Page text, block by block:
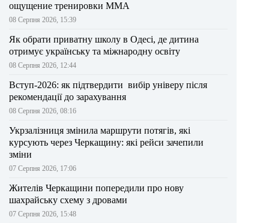
ощущение тренировки ММА
08 Серпня 2026, 15:39
Як обрати приватну школу в Одесі, де дитина
отримує українську та міжнародну освіту
08 Серпня 2026, 12:44
Вступ-2026: як підтвердити вибір універу після
рекомендації до зарахування
08 Серпня 2026, 08:16
Укрзалізниця змінила маршрути потягів, які
курсують через Черкащину: які рейси зачепили
зміни
07 Серпня 2026, 17:06
Жителів Черкащини попередили про нову
шахрайську схему з дровами
07 Серпня 2026, 15:48